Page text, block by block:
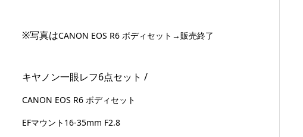
※写真はCANON EOS R6 ボディセット→販売終了
キヤノン一眼レフ6点セット /
CANON EOS R6 ボディセット
EFマウント16-35mm F2.8